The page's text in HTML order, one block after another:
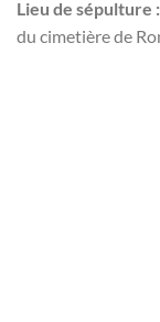
Lieu de sépulture :
du cimetière de